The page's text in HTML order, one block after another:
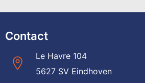
Contact
Le Havre 104
5627 SV Eindhoven